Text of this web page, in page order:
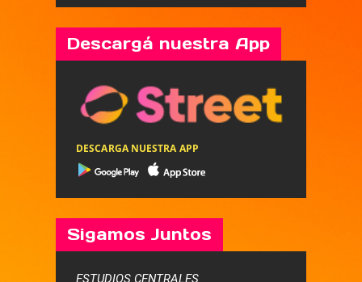
Descargá nuestra App
DESCARGA NUESTRA APP
Sigamos Juntos
ESTUDIOS CENTRALES